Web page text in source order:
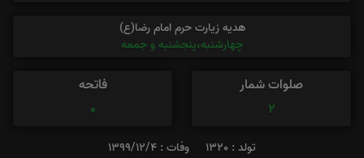
هدیه زیارت حرم امام رضا(ع)
چهارشنبه،پنجشنبه و جمعه
صلوات شمار
2
فاتحه
0
تولد : 1320 وفات : 1399/12/4